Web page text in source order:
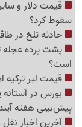
سقوط کرد؟
حادثه تلخ در
پشت پرده عجله
است؟
قیمت لیر ترکیه
بورس در
پیش‌بینی هفته
آخرین اخبار نقل‌ و